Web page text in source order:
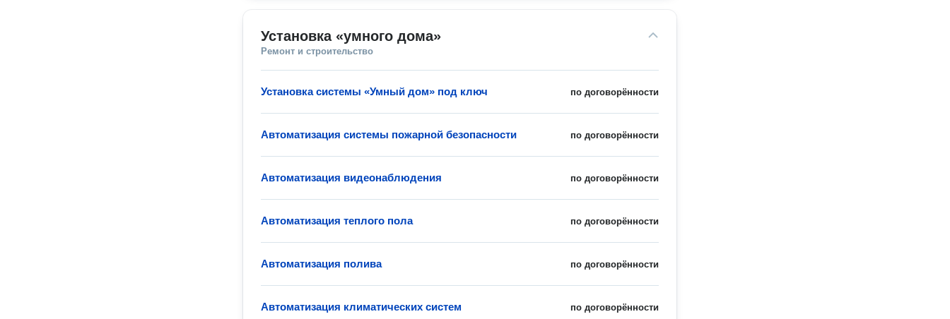
Установка «умного дома»
Ремонт и строительство
по договорённости
Установка системы «Умный дом» под ключ
по договорённости
Автоматизация системы пожарной безопасности
по договорённости
Автоматизация видеонаблюдения
по договорённости
Автоматизация теплого пола
по договорённости
Автоматизация полива
по договорённости
Автоматизация климатических систем